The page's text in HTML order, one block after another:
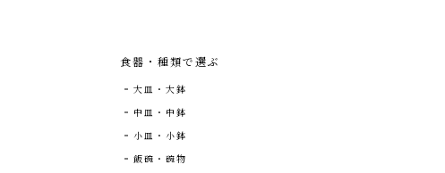
食器・種類で選ぶ
大皿・大鉢
中皿・中鉢
小皿・小鉢
飯碗・碗物